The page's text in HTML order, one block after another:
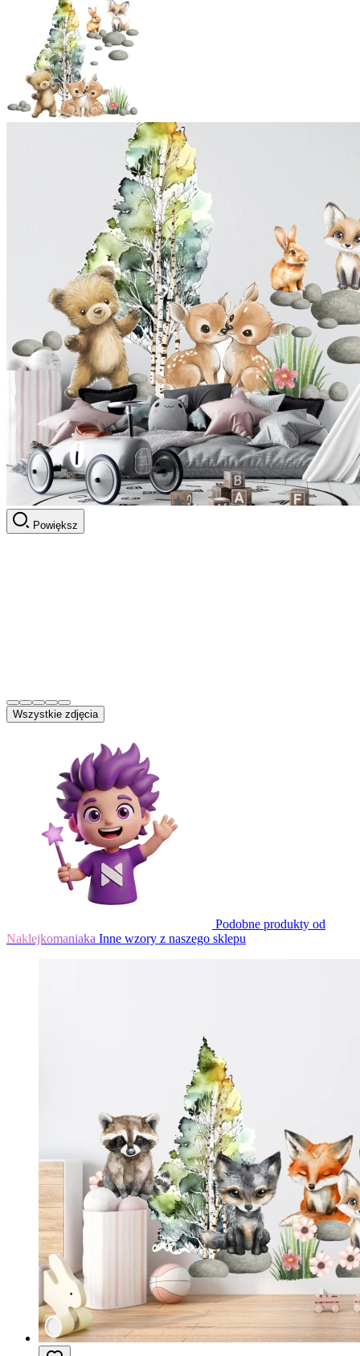
Powiększ
Wszystkie zdjęcia
Podobne produkty od
Naklejkomaniaka Inne wzory z naszego sklepu